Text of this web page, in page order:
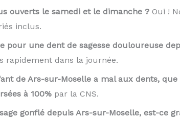
ouverts le samedi et le dimanche ?Oui !
inclus.
pour une dent de sagesse douloureuse
rapidement dans la journée.
de Ars-sur-Moselle a mal aux dents, que
à 100%par la CNS.
gonflé depuis Ars-sur-Moselle, est-ce